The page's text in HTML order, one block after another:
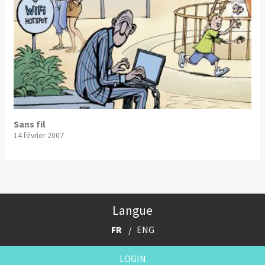
Sans fil
14 février 2007
Langue
FR ENG
LOGIN